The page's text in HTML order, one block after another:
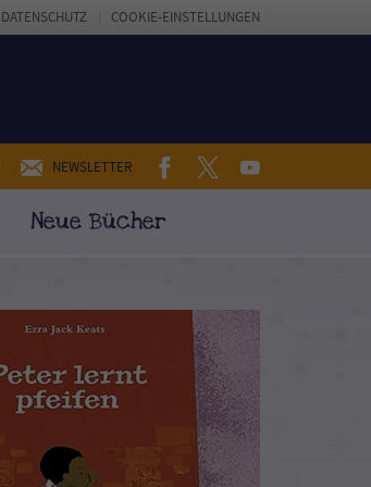
NEWSLETTER FACEBOOKTWITTERYOUTUBE
Neue Bücher
DATENSCHUTZ COOKIE-EINSTELLUNGEN